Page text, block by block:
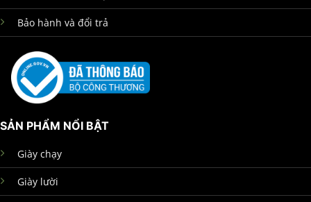
Bảo hành và đổi trả
SẢN PHẨM NỔI BẬT
Giày chạy
Giày lười